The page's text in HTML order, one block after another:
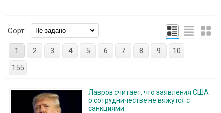
Сорт:
1 2 3 4 5 6 7 8 9 10
...
155
Лавров считает, что заявления США
о сотрудничестве не вяжутся с
санкциями